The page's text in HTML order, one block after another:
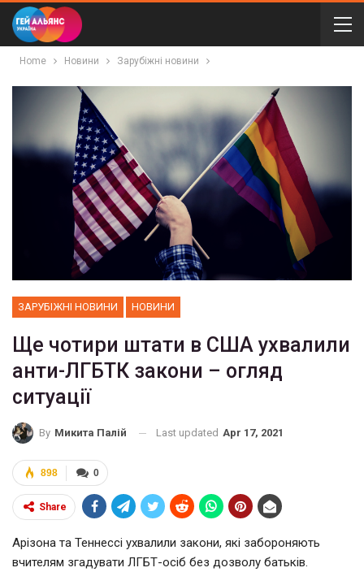
Home Новини Зарубіжні новини
ЗАРУБІЖНІ НОВИНИ НОВИНИ
Ще чотири штати в США ухвалили
анти-ЛГБТК закони – огляд
ситуації
By Микита Палій Last updated Apr 17, 2021
0
898
Share
Арізона та Теннессі ухвалили закони, які забороняють
вчителям згадувати ЛГБТ-осіб без дозволу батьків.